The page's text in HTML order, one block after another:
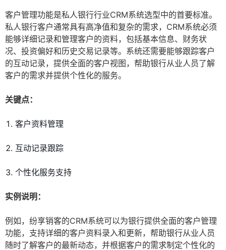
客户管理功能是私人银行行业CRM系统选型中的首要标准。
私人银行客户通常具有高净值和复杂的需求，CRM系统必须
能够详细记录和管理客户的资料，包括基本信息、财务状
况、投资偏好和历史交易记录等。系统还需要能够跟踪客户
的互动记录，提供全面的客户视图，帮助银行从业人员了解
客户的需求并提供个性化的服务。
关键点：
客户资料管理
互动记录跟踪
个性化服务支持
实例说明：
例如，纷享销客的CRM系统可以为银行提供全面的客户管理
功能，支持详细的客户资料录入和更新，帮助银行从业人员
随时了解客户的最新动态，并根据客户的需求制定个性化的